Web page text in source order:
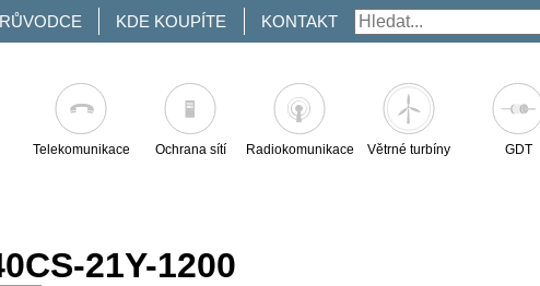
KDE KOUPÍTE KONTAKT
Telekomunikace Ochrana sítí Radiokomunikace Větrné turbíny GDT
21Y-1200